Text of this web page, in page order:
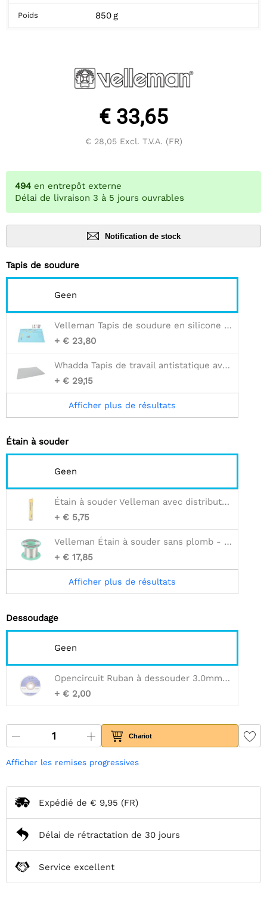
Poids 850 g
€ 33,65
€ 28,05Excl. T.V.A. (FR)
494 en entrepôt externe
Délai de livraison 3 à 5 jours ouvrables
Notification de stock
Tapis de soudure
Geen
Velleman Tapis de soudure en silicone - 550 x 350 mm
+ € 23,80
Whadda Tapis de travail antistatique avec cordon de mise à la terre - 70 x 100 cm
+ € 29,15
Afficher plus de résultats
Étain à souder
Geen
Étain à souder Velleman avec distributeur - 1 mm - Noyau en résine - 17 g
+ € 5,75
Velleman Étain à souder sans plomb - 1 mm - noyau rasin - 100 g
+ € 17,85
Afficher plus de résultats
Dessoudage
Geen
Opencircuit Ruban à dessouder 3.0mm 1.5m
+ € 2,00
Chariot
Afficher les remises progressives
Expédié de € 9,95 (FR)
Délai de rétractation de 30 jours
Service excellent